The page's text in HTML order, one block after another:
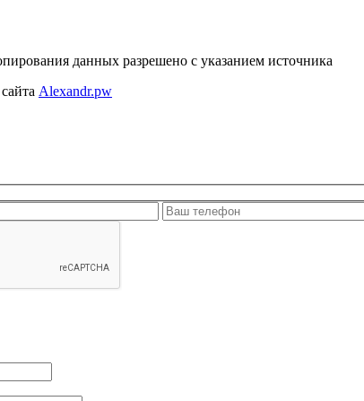
данных разрешено с указанием источника
Alexandr.pw